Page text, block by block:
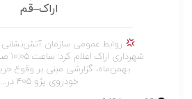
اراک–قم
روابط عمومی سازمان
بهمن‌ماه، گزارشی مبنی بر وقوع
خودروی پژو ۴۰۵ در...